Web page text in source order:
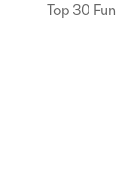
Top 30